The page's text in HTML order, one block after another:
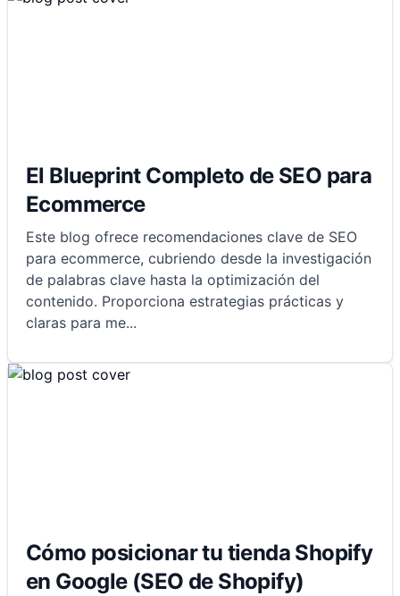
El Blueprint Completo de SEO para
Ecommerce
Este blog ofrece recomendaciones clave de SEO
para ecommerce, cubriendo desde la investigación
de palabras clave hasta la optimización del
contenido. Proporciona estrategias prácticas y
claras para me...
Cómo posicionar tu tienda Shopify
en Google (SEO de Shopify)